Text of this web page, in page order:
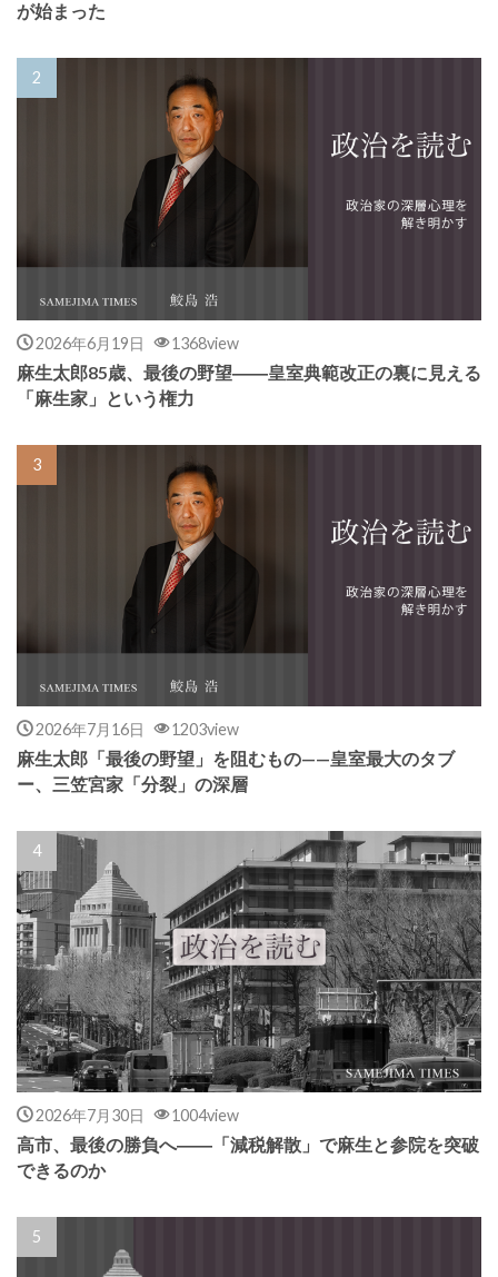
が始まった
2026年6月19日 1368view
麻生太郎85歳、最後の野望――皇室典範改正の裏に見える
「麻生家」という権力
2026年7月16日 1203view
麻生太郎「最後の野望」を阻むもの——皇室最大のタブ
ー、三笠宮家「分裂」の深層
2026年7月30日 1004view
高市、最後の勝負へ――「減税解散」で麻生と参院を突破
できるのか